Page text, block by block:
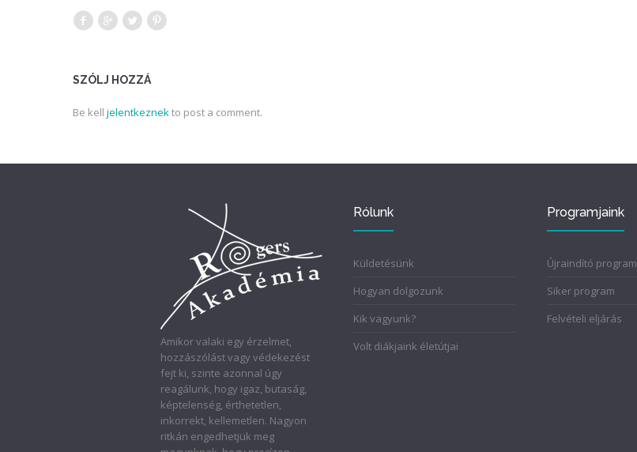
SZÓLJ HOZZÁ
Be kell jelentkeznekto post a comment.
Amikor valaki egy érzelmet,
hozzászólást vagy védekezést
fejt ki, szinte azonnal úgy
reagálunk, hogy igaz, butaság,
képtelenség, érthetetlen,
inkorrekt, kellemetlen. Nagyon
ritkán engedhetjük meg
Rólunk
Küldetésünk
Hogyan dolgozunk
Kik vagyunk?
Volt diákjaink életútjai
Programjaink
Újraindító program
Siker program
Felvételi eljárás